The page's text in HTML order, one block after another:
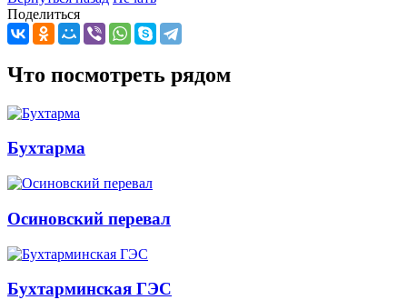
Поделиться
Что посмотреть рядом
Бухтарма
Осиновский перевал
Бухтарминская ГЭС